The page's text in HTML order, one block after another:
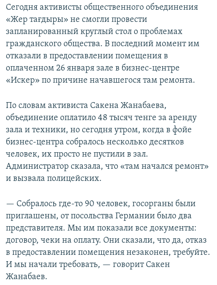
Сегодня активисты общественного объединения
«Жер тағдыры» не смогли провести
запланированный круглый стол о проблемах
гражданского общества. В последний момент им
отказали в предоставлении помещения в
оплаченном 26 января зале в бизнес-центре
«Искер» по причине начавшегося там ремонта.
По словам активиста Сакена Жанабаева,
объединение оплатило 48 тысяч тенге за аренду
зала и техники, но сегодня утром, когда в фойе
бизнес-центра собралось несколько десятков
человек, их просто не пустили в зал.
Администратор сказала, что «там начался ремонт»
и вызвала полицейских.
— Собралось где-то 90 человек, госорганы были
приглашены, от посольства Германии было два
представителя. Мы им показали все документы:
договор, чеки на оплату. Они сказали, что да, отказ
в предоставлении помещения незаконен, требуйте.
И мы начали требовать, — говорит Сакен
Жанабаев.